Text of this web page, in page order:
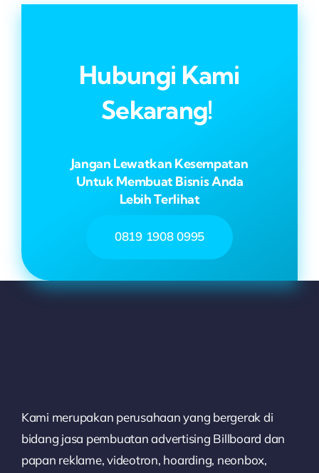
Hubungi Kami
Sekarang!
Jangan Lewatkan Kesempatan
Untuk Membuat Bisnis Anda
Lebih Terlihat
0819 1908 0995
Kami merupakan perusahaan yang bergerak di
bidang jasa pembuatan advertising Billboard dan
papan reklame, videotron, hoarding, neonbox,